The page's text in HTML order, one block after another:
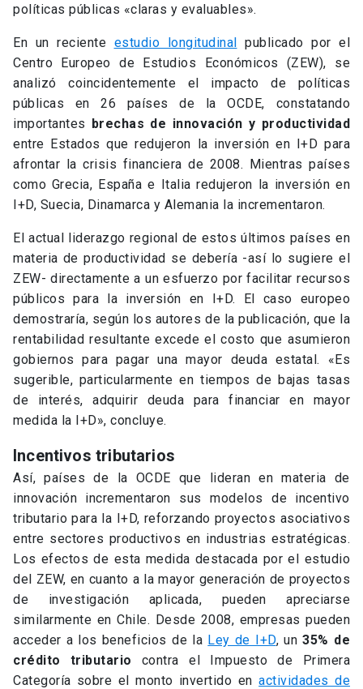
políticas públicas «claras y evaluables».
En un reciente estudio longitudinal publicado por el
Centro Europeo de Estudios Económicos (ZEW), se
analizó coincidentemente el impacto de políticas
públicas en 26 países de la OCDE, constatando
importantes brechas de innovación y productividad
entre Estados que redujeron la inversión en I+D para
afrontar la crisis financiera de 2008. Mientras países
como Grecia, España e Italia redujeron la inversión en
I+D, Suecia, Dinamarca y Alemania la incrementaron.
El actual liderazgo regional de estos últimos países en
materia de productividad se debería -así lo sugiere el
ZEW- directamente a un esfuerzo por facilitar recursos
públicos para la inversión en I+D. El caso europeo
demostraría, según los autores de la publicación, que la
rentabilidad resultante excede el costo que asumieron
gobiernos para pagar una mayor deuda estatal. «Es
sugerible, particularmente en tiempos de bajas tasas
de interés, adquirir deuda para financiar en mayor
medida la I+D», concluye.
Incentivos tributarios
Así, países de la OCDE que lideran en materia de
innovación incrementaron sus modelos de incentivo
tributario para la I+D, reforzando proyectos asociativos
entre sectores productivos en industrias estratégicas.
Los efectos de esta medida destacada por el estudio
del ZEW, en cuanto a la mayor generación de proyectos
de investigación aplicada, pueden apreciarse
similarmente en Chile. Desde 2008, empresas pueden
acceder a los beneficios de la Ley de I+D, un35% de
crédito tributario contra el Impuesto de Primera
Categoría sobre el monto invertido enactividades de